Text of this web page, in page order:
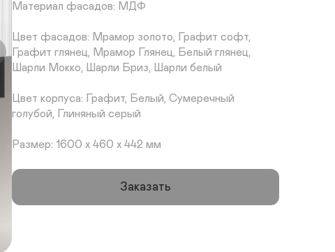
Материал фасадов: МДФ
Цвет фасадов: Мрамор золото, Графит софт,
Графит глянец, Мрамор Глянец, Белый глянец,
Шарли Мокко, Шарли Бриз, Шарли белый
Цвет корпуса: Графит, Белый, Сумеречный
голубой, Глиняный серый
Размер: 1600 х 460 х 442 мм
Заказать